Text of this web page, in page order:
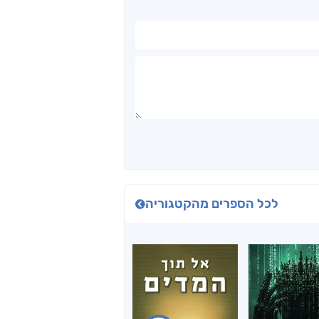
לכל הספרים מהקטגוריה